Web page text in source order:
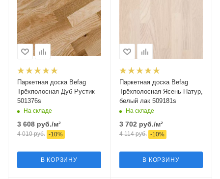
Паркетная доска Befag
Трёхполосная Дуб Рустик
501376s
На складе
3 608 руб./м²
4 010руб. -10%
В КОРЗИНУ
Паркетная доска Befag
Трёхполосная Ясень Натур,
белый лак 509181s
На складе
3 702 руб./м²
4 114руб. -10%
В КОРЗИНУ